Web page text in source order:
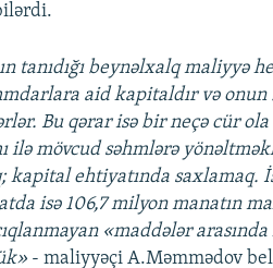
tanıdığı beynəlxalq maliyyə
aid kapitaldır və
Bu qərar isə bir neçə cür
ilə mövcud səhmlərə
ehtiyatında saxlamaq.
isə 106,7 milyon manatın
«maddələr
- maliyyəçi A.Məmmədov